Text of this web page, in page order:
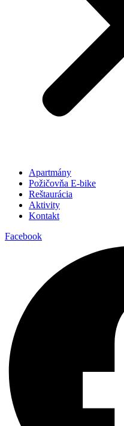
Apartmány
Požičovňa E-bike
Reštaurácia
Aktivity
Kontakt
Facebook